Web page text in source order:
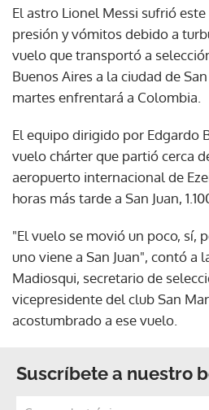
El astro Lionel Messi sufrió
presión y vómitos debido a
vuelo que transportó a
Buenos Aires a la ciudad de
martes enfrentará a Colombia.
El equipo dirigido por Edgardo
vuelo chárter que partió cerca
aeropuerto internacional de
horas más tarde a San Juan,
"El vuelo se movió un poco, sí,
uno viene a San Juan", contó a
Madiosqui, secretario de
vicepresidente del club San
acostumbrado a ese vuelo.
Suscríbete a nuestro